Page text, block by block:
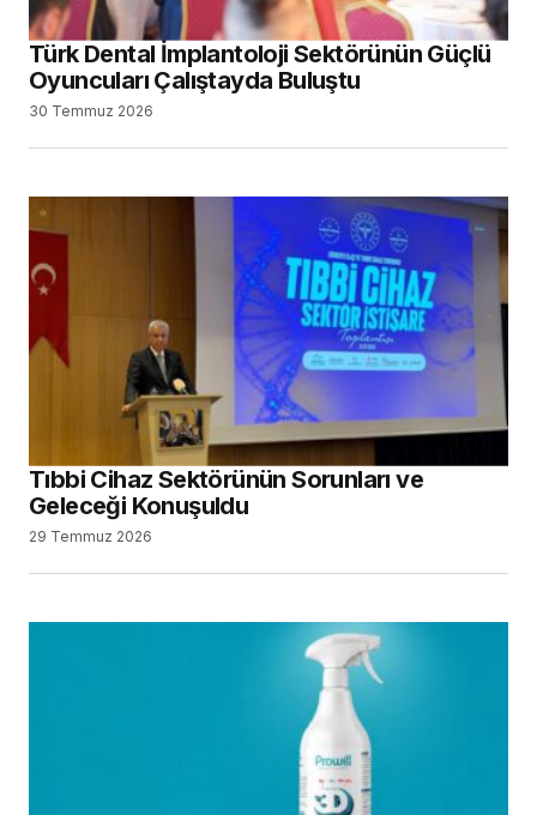
Türk Dental İmplantoloji Sektörünün Güçlü
Oyuncuları Çalıştayda Buluştu
30 Temmuz 2026
Tıbbi Cihaz Sektörünün Sorunları ve
Geleceği Konuşuldu
29 Temmuz 2026